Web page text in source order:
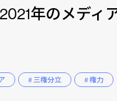
年のメディ
# 三権分立 # 権力